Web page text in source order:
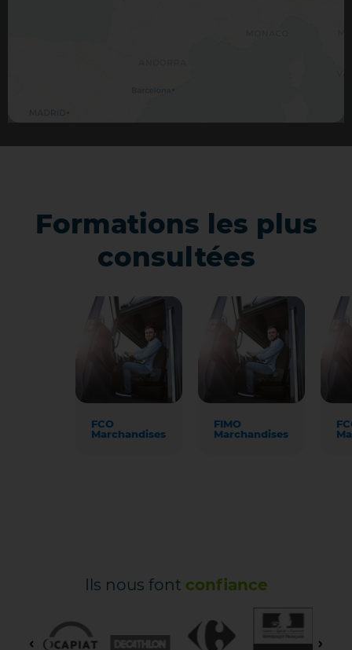
Formations les plus
consultées
FCO
Marchandises
FIMO
Marchandises
Ils nous font confiance